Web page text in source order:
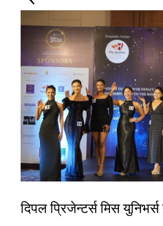
दिपल प्रिजेन्टर्स मिस